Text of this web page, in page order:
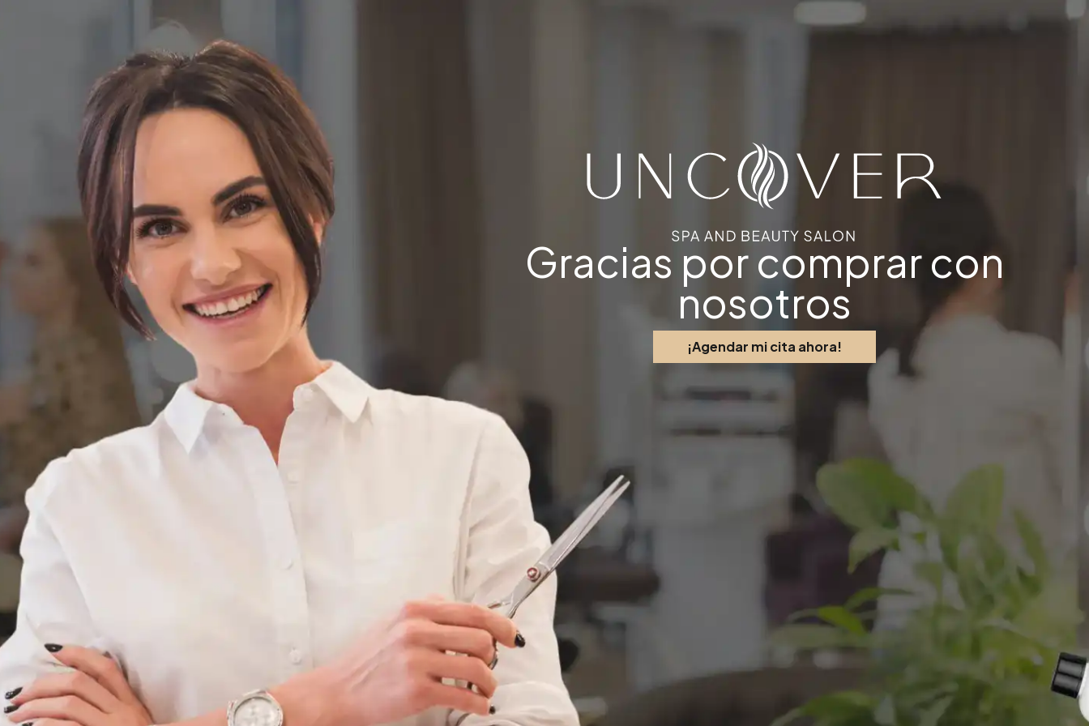
Gracias por comprar con
nosotros
¡Agendar mi cita ahora!